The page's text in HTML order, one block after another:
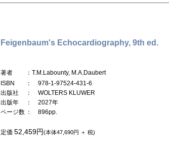
Feigenbaum's Echocardiography, 9th ed.
著者
：T.M.Labounty, M.A.Daubert
ISBN
： 978-1-97524-431-6
出版社
： WOLTERS KLUWER
出版年
： 2027年
ページ数 ： 896pp.
定価 52,459円(本体47,690円 ＋ 税)